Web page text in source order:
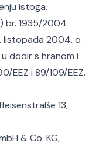
istoga.
br. 1935/2004
listopada 2004. o
dodir s hranom i
EEZ i 89/109/EEZ.
13,
& Co. KG,